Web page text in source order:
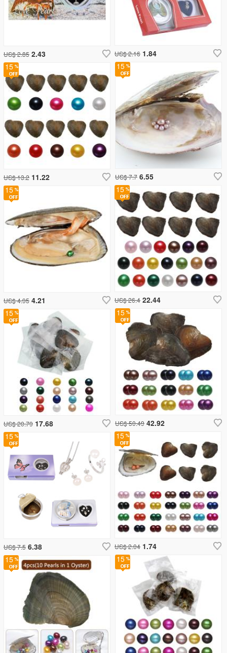
US$ 2.85 2.43 US$ 2.16 1.84
15
US$ 7.7 6.55
15
US$ 4.95 4.21
15
US$ 13.2 11.22
15
US$ 26.4 22.44
15
US$ 50.49 42.92
15
US$ 2.04 1.74
15
15
US$ 20.79 17.68
15
15
US$ 7.5 6.38